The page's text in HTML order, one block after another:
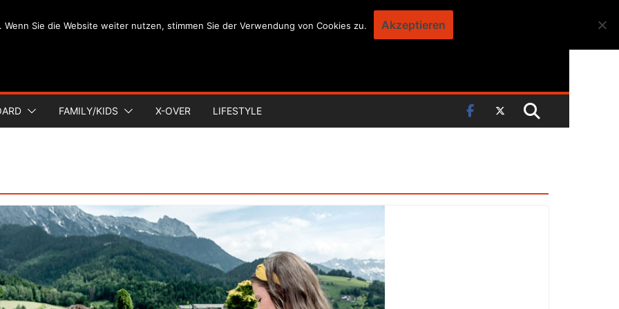
FAMILY/KIDS X-OVER LIFESTYLE
Wenn Sie die Website weiter nutzen, stimmen Sie der Verwendung von Cookies zu. Akzeptieren